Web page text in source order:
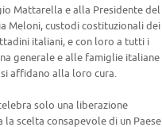
Mattarella e alla Presidente del
Meloni, custodi costituzionali dei
italiani, e con loro a tutti i
generale e alle famiglie italiane
affidano alla loro cura.
solo una liberazione
la scelta consapevole di un Paese